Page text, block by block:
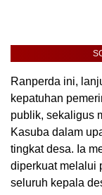
Ranperda ini,
kepatuhan
publik, sekaligus
Kasuba dalam
tingkat desa. Ia
diperkuat melalui
seluruh kepala